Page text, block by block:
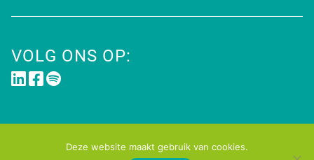
VOLG ONS OP:
Algemene voorwaarden|Privacy verklaring|Disclaimer
Deze website maakt gebruik van cookies.